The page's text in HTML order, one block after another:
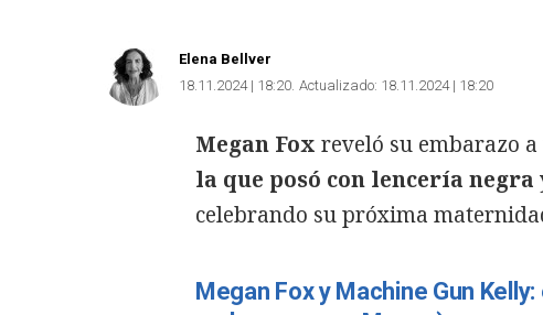
Elena Bellver
18.11.2024 | 18:20 Actualizado: 18.11.2024 | 18:20
Megan Fox reveló su embarazo
la que posó con lencería negra
celebrando su próxima
Megan Fox y Machine Gun